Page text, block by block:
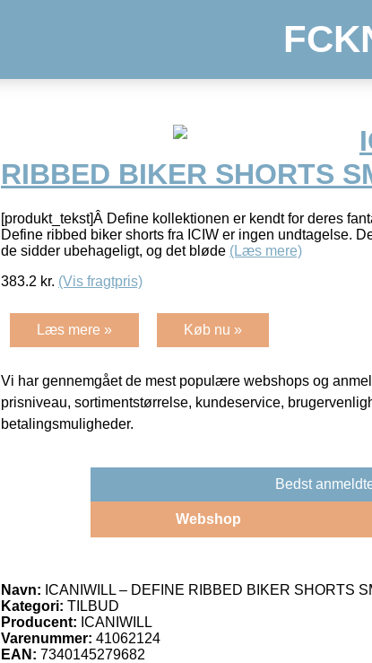
RIBBED BIKER SHORTS
[produkt_tekst]Â Define kollektionen er kendt for deres
Define ribbed biker shorts fra ICIW er ingen undtagelse.
de sidder ubehageligt, og det bløde (Læs mere)
383.2 kr. (Vis fragtpris)
Læs mere » Køb nu »
Vi har gennemgået de mest populære webshops og
prisniveau, sortimentstørrelse, kundeservice,
betalingsmuligheder.
Bedst
Webshop
Navn: ICANIWILL – DEFINE RIBBED BIKER SHORTS
Kategori: TILBUD
Producent: ICANIWILL
Varenummer: 41062124
EAN: 7340145279682